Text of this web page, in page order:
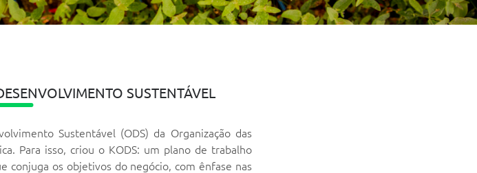
SUSTENTÁVEL
Sustentável (ODS) da Organização das
Para isso, criou o KODS: um plano de trabalho
conjuga os objetivos do negócio, com ênfase nas